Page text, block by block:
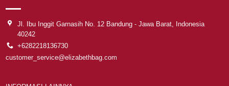
Jl. Ibu Inggit Garnasih No. 12 Bandung - Jawa Barat, Indonesia
40242
+6282218136730
customer_service@elizabethbag.com